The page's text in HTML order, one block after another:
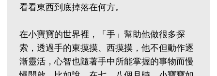
看看東西到底掉落在何方。
在小寶寶的世界裡，「手」幫助他做很多探
索，透過手的東摸摸、西摸摸，他不但動作逐
漸靈活，心智也隨著手中所能掌握的事物而慢